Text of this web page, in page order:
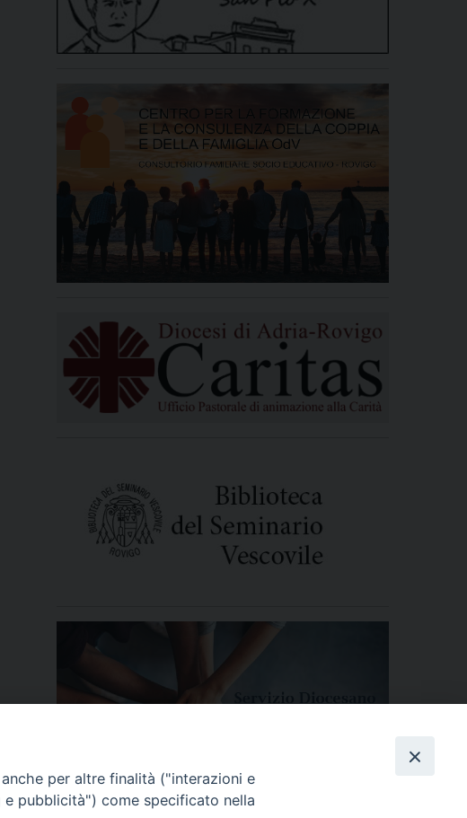
per altre finalità ("interazioni e
pubblicità") come specificato nella